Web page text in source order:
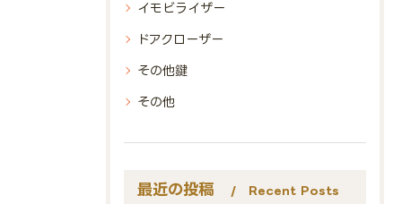
イモビライザー
ドアクローザー
その他鍵
その他
最近の投稿 Recent Posts